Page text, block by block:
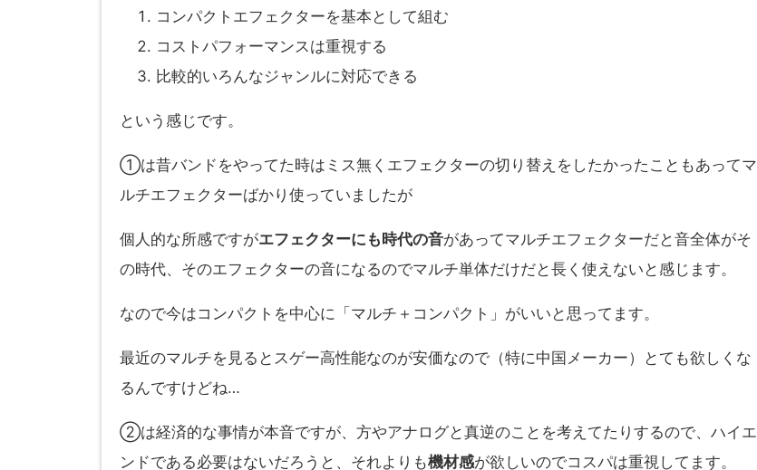
コンパクトエフェクターを基本として組む
コストパフォーマンスは重視する
比較的いろんなジャンルに対応できる
という感じです。
①は昔バンドをやってた時はミス無くエフェクターの切り替えをしたかったこともあってマ
ルチエフェクターばかり使っていましたが
個人的な所感ですがエフェクターにも時代の音があってマルチエフェクターだと音全体がそ
の時代、そのエフェクターの音になるのでマルチ単体だけだと長く使えないと感じます。
なので今はコンパクトを中心に「マルチ＋コンパクト」がいいと思ってます。
最近のマルチを見るとスゲー高性能なのが安価なので（特に中国メーカー）とても欲しくな
るんですけどね…
②は経済的な事情が本音ですが、方やアナログと真逆のことを考えてたりするので、ハイエ
ンドである必要はないだろうと、それよりも機材感が欲しいのでコスパは重視してます。